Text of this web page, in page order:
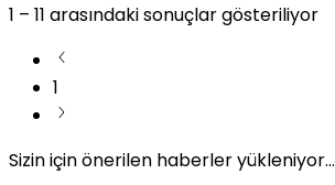
1 – 11 arasındaki sonuçlar gösteriliyor
1
Sizin için önerilen haberler yükleniyor...